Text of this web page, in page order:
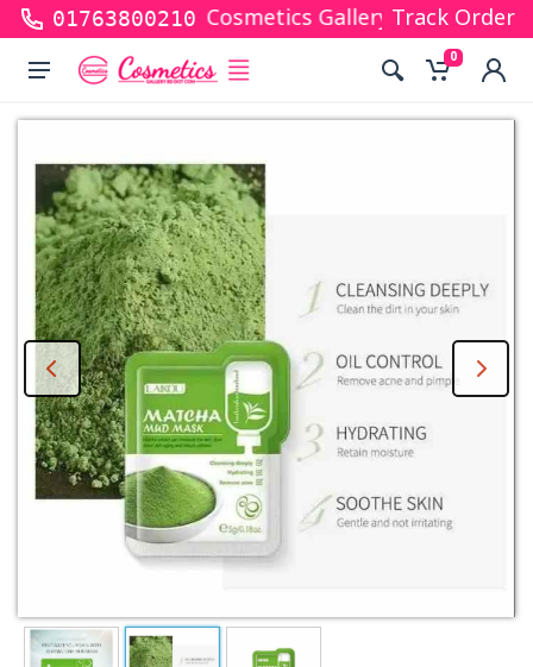
01763800210
shopping with Cosmetics Gallery Bd. Hope you
Track Order
0